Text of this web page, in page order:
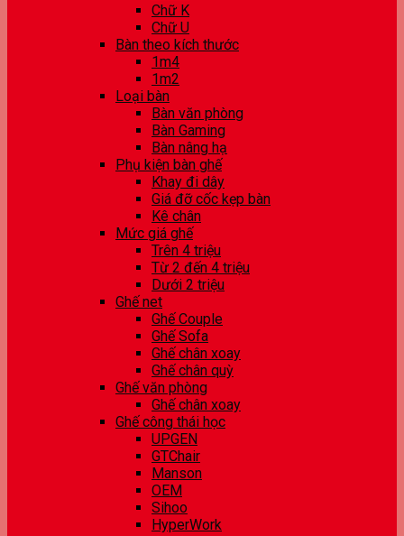
Chữ K
Chữ U
Bàn theo kích thước
1m4
1m2
Loại bàn
Bàn văn phòng
Bàn Gaming
Bàn nâng hạ
Phụ kiện bàn ghế
Khay đi dây
Giá đỡ cốc kẹp bàn
Kê chân
Mức giá ghế
Trên 4 triệu
Từ 2 đến 4 triệu
Dưới 2 triệu
Ghế net
Ghế Couple
Ghế Sofa
Ghế chân xoay
Ghế chân quỳ
Ghế văn phòng
Ghế chân xoay
Ghế công thái học
UPGEN
GTChair
Manson
OEM
Sihoo
HyperWork